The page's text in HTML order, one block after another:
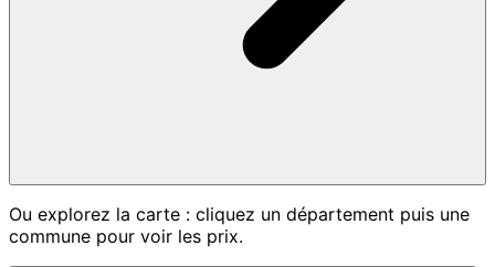
Ou explorez la carte : cliquez un département puis une
commune pour voir les prix.